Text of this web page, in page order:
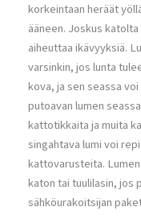
korkeintaan heräät
ääneen. Joskus
aiheuttaa ikävyyksiä.
varsinkin, jos lunta
kova, ja sen seassa
putoavan lumen
kattotikkaita ja muita
singahtava lumi voi
kattovarusteita.
katon tai tuulilasin, jos
sähköurakoitsijan